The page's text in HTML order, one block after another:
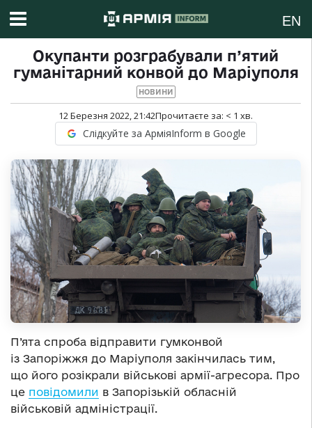
EN
Окупанти розграбували п’ятий
гуманітарний конвой до Маріуполя
НОВИНИ
12 Березня 2022, 21:42Прочитаєте за: < 1 хв.
Слідкуйте за АрміяInform в Google
П’ята спроба відправити гумконвой
із Запоріжжя до Маріуполя закінчилась тим,
що його розікрали військові армії-агресора. Про
це повідомили в Запорізькій обласній
військовій адміністрації.